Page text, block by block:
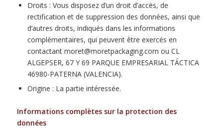
Droits : Vous disposez d’un droit d’accès, de
rectification et de suppression des données, ainsi que
d’autres droits, indiqués dans les informations
complémentaires, qui peuvent être exercés en
contactant moret@moretpackaging.com ou CL
ALGEPSER, 67 Y 69 PARQUE EMPRESARIAL TÁCTICA
46980-PATERNA (VALENCIA).
Origine : La partie intéressée.
Informations complètes sur la protection des
données